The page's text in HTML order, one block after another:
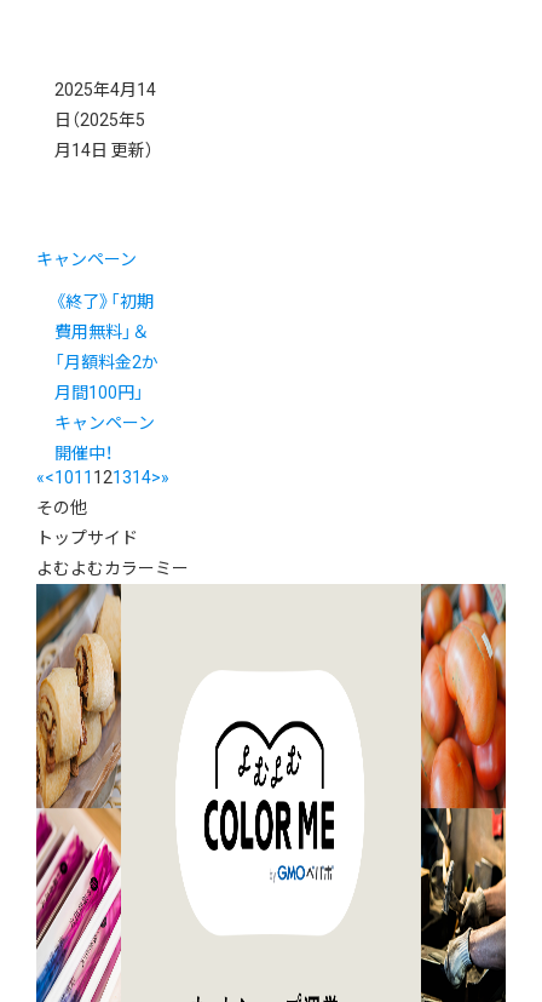
2025年4月14
日 （2025年5
月14日 更新）
キャンペーン
《終了》「初期
費用無料」＆
「月額料金2か
月間100円」
キャンペーン
開催中！
«<1011 121314>»
その他
トップサイド
よむよむカラーミー